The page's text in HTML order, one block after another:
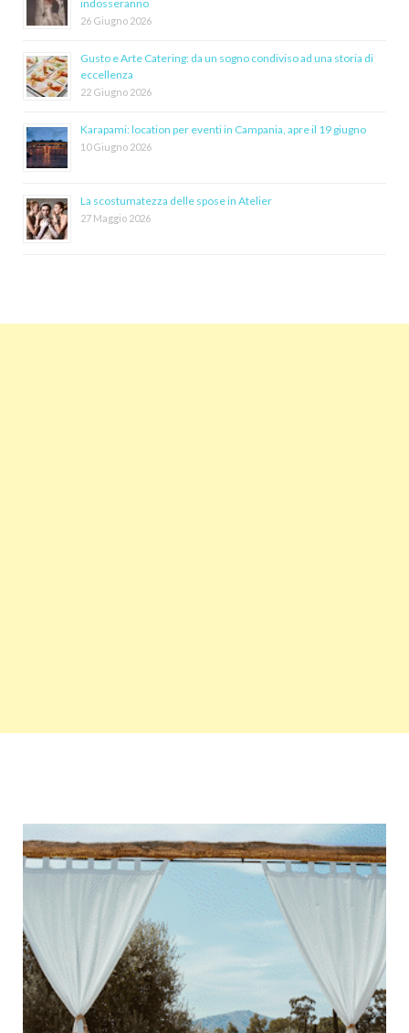
indosseranno
26 Giugno 2026
Gusto e Arte Catering: da un sogno condiviso ad una storia di
eccellenza
22 Giugno 2026
Karapami: location per eventi in Campania, apre il 19 giugno
10 Giugno 2026
La scostumatezza delle spose in Atelier
27 Maggio 2026